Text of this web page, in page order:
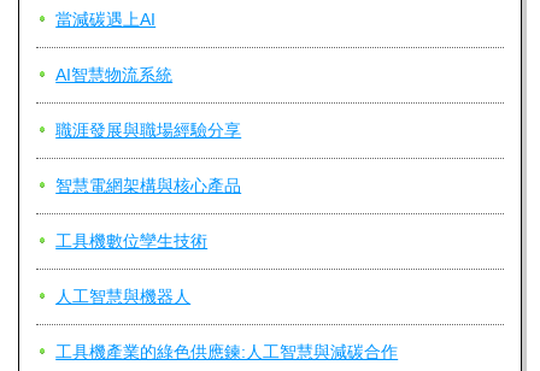
當減碳遇上AI
AI智慧物流系統
職涯發展與職場經驗分享
智慧電網架構與核心產品
工具機數位孿生技術
人工智慧與機器人
工具機產業的綠色供應鍊:人工智慧與減碳合作